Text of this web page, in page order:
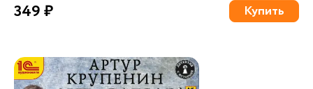
349 ₽ Купить